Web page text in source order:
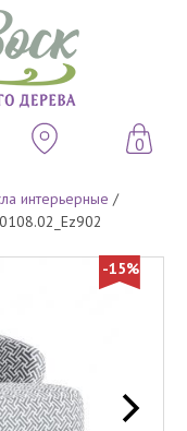
0
интерьерные /
-15%